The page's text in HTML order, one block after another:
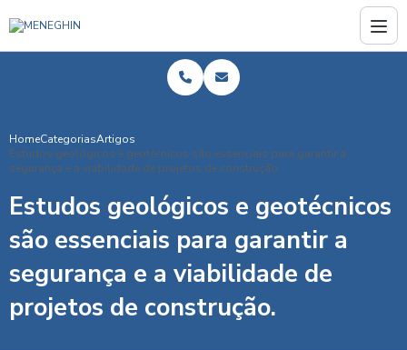
HomeCategoriasArtigos
Estudos geológicos e geotécnicos são essenciais para garantir a
segurança e a viabilidade de projetos de construção.
Estudos geológicos e geotécnicos
são essenciais para garantir a
segurança e a viabilidade de
projetos de construção.